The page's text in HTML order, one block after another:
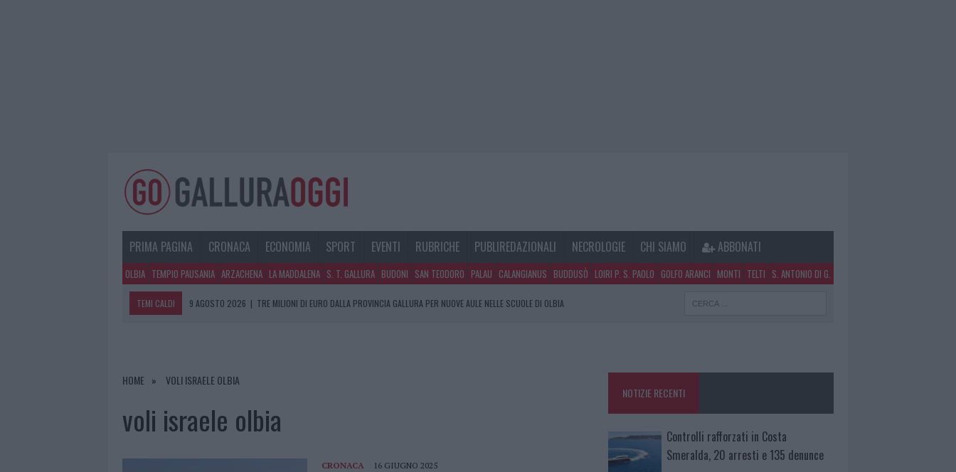
PRIMA PAGINA CRONACA ECONOMIA SPORT EVENTI RUBRICHE PUBLIREDAZIONALI NECROLOGIE CHI SIAMO ABBONATI
OLBIA TEMPIO PAUSANIA ARZACHENA LA MADDALENA S. T. GALLURA BUDONI SAN TEODORO PALAU CALANGIANUS BUDDUSÒ LOIRI P. S. PAOLO GOLFO ARANCI MONTI TELTI S. ANTONIO DI G.
TEMI CALDI 9 AGOSTO 2026 | TRE MILIONI DI EURO DALLA PROVINCIA GALLURA PER NUOVE AULE NELLE SCUOLE DI OLBIA
8 AGOSTO 2026 | SANGUE, MUSICA E SOLIDARIETÀ CON AVIS OLBIA AL DELTA CENTER
HOME VOLI ISRAELE OLBIA
voli israele olbia
CRONACA 16 GIUGNO 2025
NOTIZIE RECENTI
Controlli rafforzati in Costa
Smeralda, 20 arresti e 135 denunce